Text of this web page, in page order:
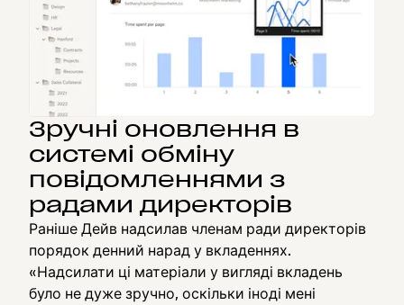
Зручні оновлення в
системі обміну
повідомленнями з
радами директорів
Раніше Дейв надсилав членам ради директорів
порядок денний нарад у вкладеннях.
«Надсилати ці матеріали у вигляді вкладень
було не дуже зручно, оскільки іноді мені